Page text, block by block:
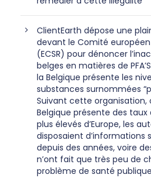
ClientEarth dépose une
devant le Comité
(ECSR) pour dénoncer
belges en matières de
la Belgique présente les
substances surnommées
Suivant cette organisation,
Belgique présente des taux
plus élevés d’Europe, les
disposaient d’informations
depuis des années, voire
n’ont fait que très peu de
problème de santé publique